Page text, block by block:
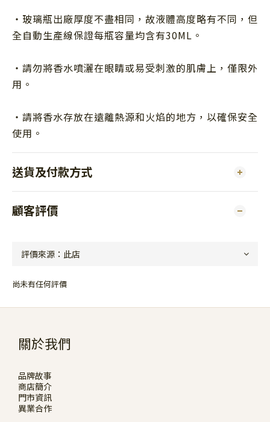
・玻璃瓶出廠厚度不盡相同，故液體高度略有不同，但
全自動生產線保證每瓶容量均含有30ML。
・請勿將香水噴灑在眼睛或易受刺激的肌膚上，僅限外
用。
・請將香水存放在遠離熱源和火焰的地方，以確保安全
使用。
送貨及付款方式
顧客評價
尚未有任何評價
關於我們
品牌故事
商店簡介
門市資訊
異業合作